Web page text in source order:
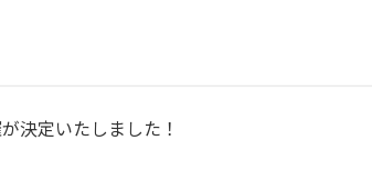
決定いたしました！